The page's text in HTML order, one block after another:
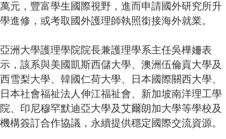
萬元，豐富學生國際視野，進而申請國外研究所升
學進修，或考取國外護理師執照銜接海外就業。
亞洲大學護理學院院長兼護理學系主任吳樺姍表
示，該系與美國凱斯西儲大學、澳洲伍倫貢大學及
西雪梨大學、韓國仁荷大學、日本國際關西大學、
日本社會福祉法人伸江福祉會、新加坡南洋理工學
院、印尼穆罕默迪亞大學及艾爾朗加大學等學校及
機構簽訂合作協議，永續提供穩定國際交流資源。